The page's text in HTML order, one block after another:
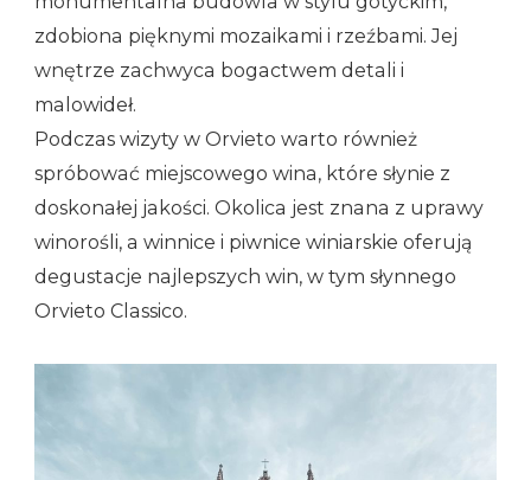
zdobiona pięknymi mozaikami i rzeźbami. Jej
wnętrze zachwyca bogactwem detali i
malowideł.
Podczas wizyty w Orvieto warto również
spróbować miejscowego wina, które słynie z
doskonałej jakości. Okolica jest znana z uprawy
winorośli, a winnice i piwnice winiarskie oferują
degustacje najlepszych win, w tym słynnego
Orvieto Classico.